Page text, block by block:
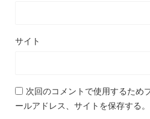
サイト
次回のコメントで使用するため
ールアドレス、サイトを保存する。